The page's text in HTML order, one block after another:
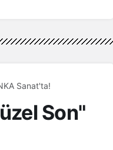
“Güzel Son" ENKA Sanat'ta!
Son"